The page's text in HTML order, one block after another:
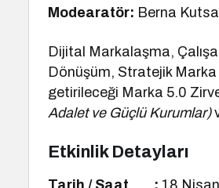
Modearatör: Berna
Dijital Markalaşma,
Dönüşüm, Stratejik Marka
getirileceği Marka 5.0
Adalet ve Güçlü Kurumlar)
Etkinlik Detayları
Tarih / Saat : 18